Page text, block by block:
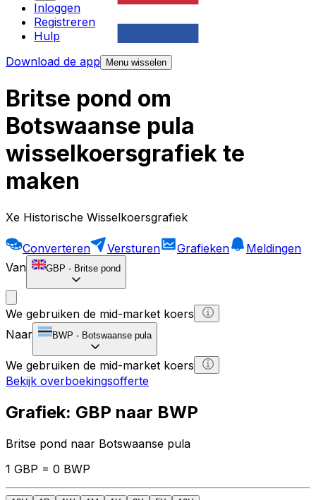
Inloggen
Registreren
Hulp
Download de app
Menu wisselen
Britse pond om
Botswaanse pula
wisselkoersgrafiek te
maken
Xe Historische Wisselkoersgrafiek
Converteren Versturen Grafieken
Meldingen
Van
GBP - Britse pond
We gebruiken de mid-market koers
Naar
BWP - Botswaanse pula
We gebruiken de mid-market koers
Bekijk overboekingsofferte
Grafiek: GBP naar BWP
Britse pond naar Botswaanse pula
1 GBP = 0 BWP